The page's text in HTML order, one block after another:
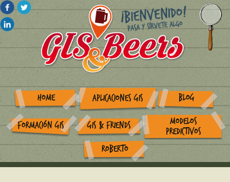
HOME APLICACIONES GIS BLOG
FORMACIÓN GIS GIS & FRIENDS
MODELOS
PREDICTIVOS
ROBERTO